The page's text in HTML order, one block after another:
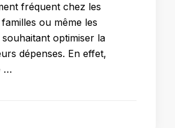
fréquent chez les
ou même les
optimiser la
dépenses. En effet,
…